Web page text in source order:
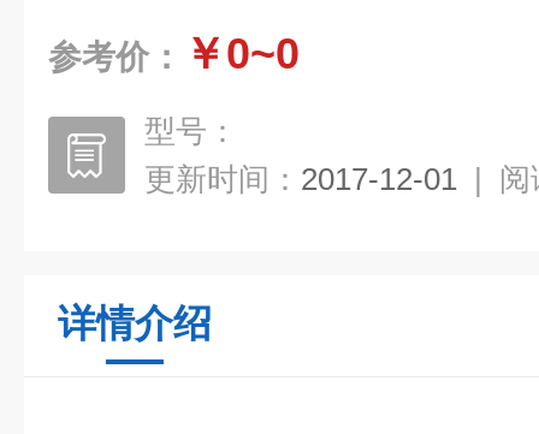
参考价： ￥0~0
型号：
更新时间： 2017-12-01 | 阅
详情介绍